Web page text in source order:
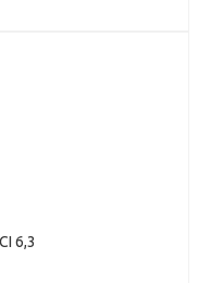
6,3